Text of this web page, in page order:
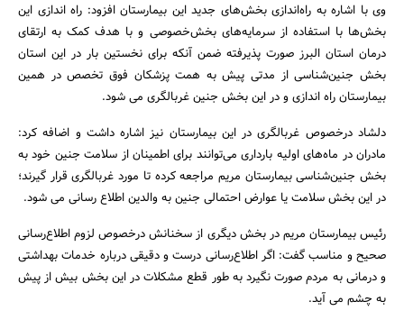
جستجو
وی با اشاره به راه‌اندازی بخش‌های جدید این بیمارستان افزود: راه اندازی این
بخش‌ها با استفاده از سرمایه‌های بخش‌خصوصی و با هدف کمک به ارتقای
درمان استان البرز صورت پذیرفته ضمن آنکه برای نخستین بار در این استان
بخش جنین‌شناسی از مدتی پیش به همت پزشکان فوق تخصص در همین
بیمارستان راه اندازی و در این بخش جنین غربالگری می شود.
دلشاد درخصوص غربالگری در این بیمارستان نیز اشاره داشت و اضافه کرد:
مادران در ماه‌های اولیه بارداری می‌توانند برای اطمینان از سلامت جنین خود به
بخش جنین‌شناسی بیمارستان مریم مراجعه کرده تا مورد غربالگری قرار گیرند؛
در این بخش سلامت یا عوارض احتمالی جنین به والدین اطلاع رسانی می شود.
رئیس بیمارستان مریم در بخش دیگری از سخنانش درخصوص لزوم اطلاع‌رسانی
صحیح و مناسب گفت: اگر اطلاع‌رسانی درست و دقیقی درباره خدمات بهداشتی
و درمانی به مردم صورت نگیرد به طور قطع مشکلات در این بخش بیش از پیش
به چشم می آید.